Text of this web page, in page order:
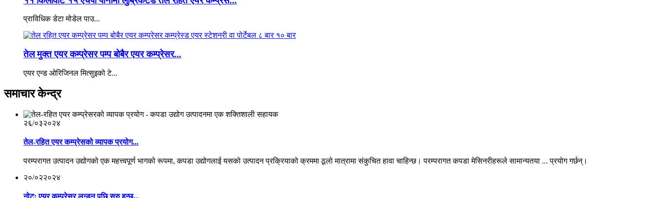
प्राविधिक डेटा मोडेल पाउ...
तेल मुक्त एयर कम्प्रेसर पम्प बोबैर एयर कम्प्रेसर...
एयर एन्ड ओरिजिनल मित्सुइको टे...
समाचार केन्द्र
२६/०३२०२४
तेल-रहित एयर कम्प्रेसको व्यापक प्रयोग...
परम्परागत उत्पादन उद्योगको एक महत्त्वपूर्ण भागको रूपमा, कपडा उद्योगलाई यसको उत्पादन प्रक्रियाको क्रममा ठूलो मात्रामा संकुचित हावा चाहिन्छ। परम्परागत कपडा मेसिनरीहरूले सामान्यतया ... प्रयोग गर्छन्।
२०/०२२०२४